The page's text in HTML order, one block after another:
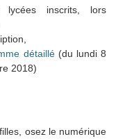
inscrits, lors
détaillé(du lundi 8
2018)
osez le numérique